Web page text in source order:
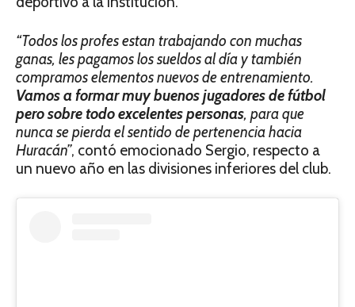
“Todos los profes estan trabajando con muchas
ganas, les pagamos los sueldos al día y también
compramos elementos nuevos de entrenamiento.
Vamos a formar muy buenos jugadores de fútbol
pero sobre todo excelentes personas, para que
nunca se pierda el sentido de pertenencia hacia
Huracán”, contó emocionado Sergio, respecto a
un nuevo año en las divisiones inferiores del club.